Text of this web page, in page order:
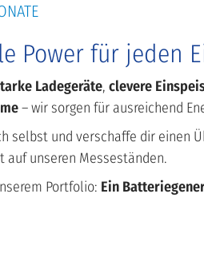
Power für jeden
Ladegeräte,clevere
– wir sorgen für ausreichend
selbst und verschaffe dir einen
auf unseren Messeständen.
Portfolio: Ein